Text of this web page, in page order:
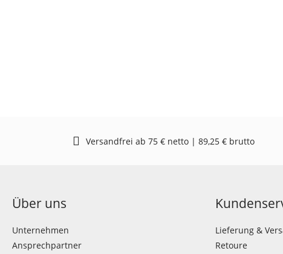
Versandfrei ab 75 € netto | 89,25 € brutto
Über uns
Unternehmen
Ansprechpartner
Lieferung &
Retoure